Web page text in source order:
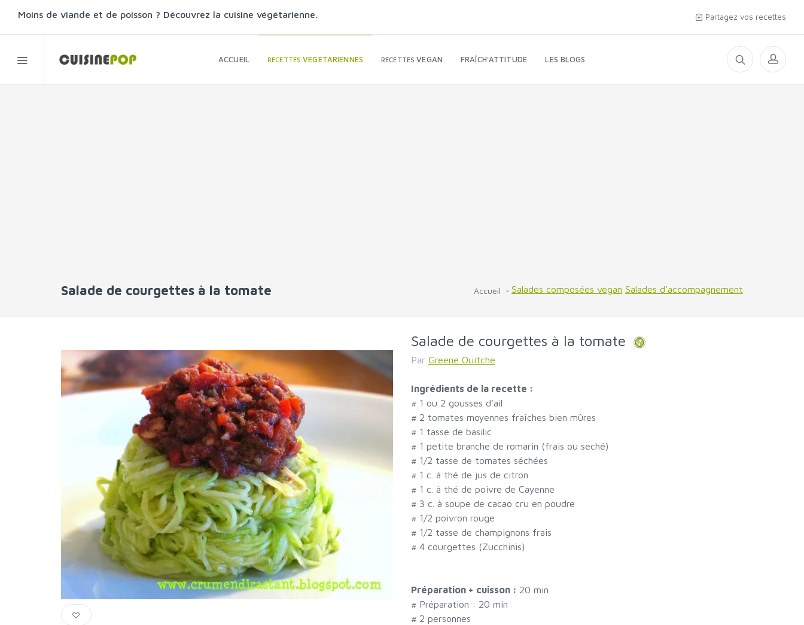
Moins de viande et de poisson ? Découvrez la cuisine végétarienne. Partagez vos recettes
ACCUEIL RECETTESVÉGÉTARIENNES RECETTESVEGAN FRAÎCH'ATTITUDE LES BLOGS
Salade de courgettes à la tomate Accueil Salades composées vegan Salades d'accompagnement
Salade de courgettes à la tomate
Par Greene Ouitche
Ingrédients de la recette :
# 1 ou 2 gousses d'ail
# 2 tomates moyennes fraîches bien mûres
# 1 tasse de basilic
# 1 petite branche de romarin (frais ou seché)
# 1/2 tasse de tomates séchées
# 1 c. à thé de jus de citron
# 1 c. à thé de poivre de Cayenne
# 3 c. à soupe de cacao cru en poudre
# 1/2 poivron rouge
# 1/2 tasse de champignons frais
# 4 courgettes (Zucchinis)
Préparation + cuisson : 20 min
# Préparation : 20 min
# 2 personnes